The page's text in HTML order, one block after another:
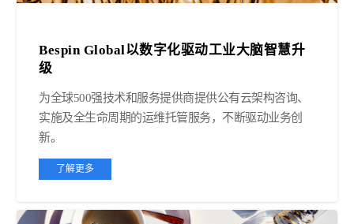
Bespin Global以数字化驱动工业大脑智慧升
级
为全球500强技术和服务提供商提供公有云架构咨询、
实施及全生命周期的运维托管服务，不断驱动业务创
新。
了解更多